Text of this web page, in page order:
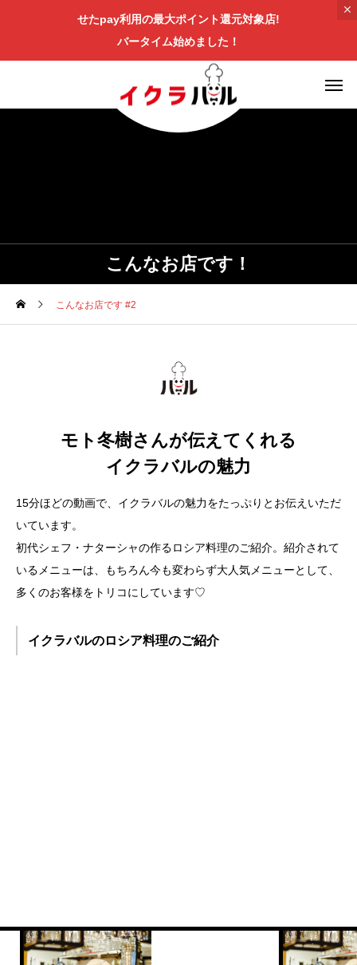
せたpay利用の最大ポイント還元対象店!
バータイム始めました！
こんなお店です！
こんなお店です #2
モト冬樹さんが伝えてくれる
イクラバルの魅力
15分ほどの動画で、イクラバルの魅力をたっぷりとお伝えいただ
いています。
初代シェフ・ナターシャの作るロシア料理のご紹介。紹介されて
いるメニューは、もちろん今も変わらず大人気メニューとして、
多くのお客様をトリコにしています♡
イクラバルのロシア料理のご紹介